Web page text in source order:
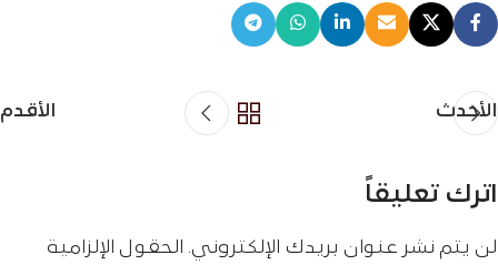
الأحدث الأقدم
اترك تعليقاً
لن يتم نشر عنوان بريدك الإلكتروني.
الحقول الإلزامية